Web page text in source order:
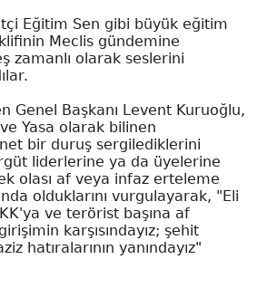
Eğitim Sen gibi büyük eğitim
Meclis gündemine
zamanlı olarak seslerini
Genel Başkanı Levent Kuruoğlu,
Yasa olarak bilinen
bir duruş sergilediklerini
liderlerine ya da üyelerine
olası af veya infaz erteleme
olduklarını vurgulayarak, "Eli
ve terörist başına af
karşısındayız; şehit
hatıralarının yanındayız"